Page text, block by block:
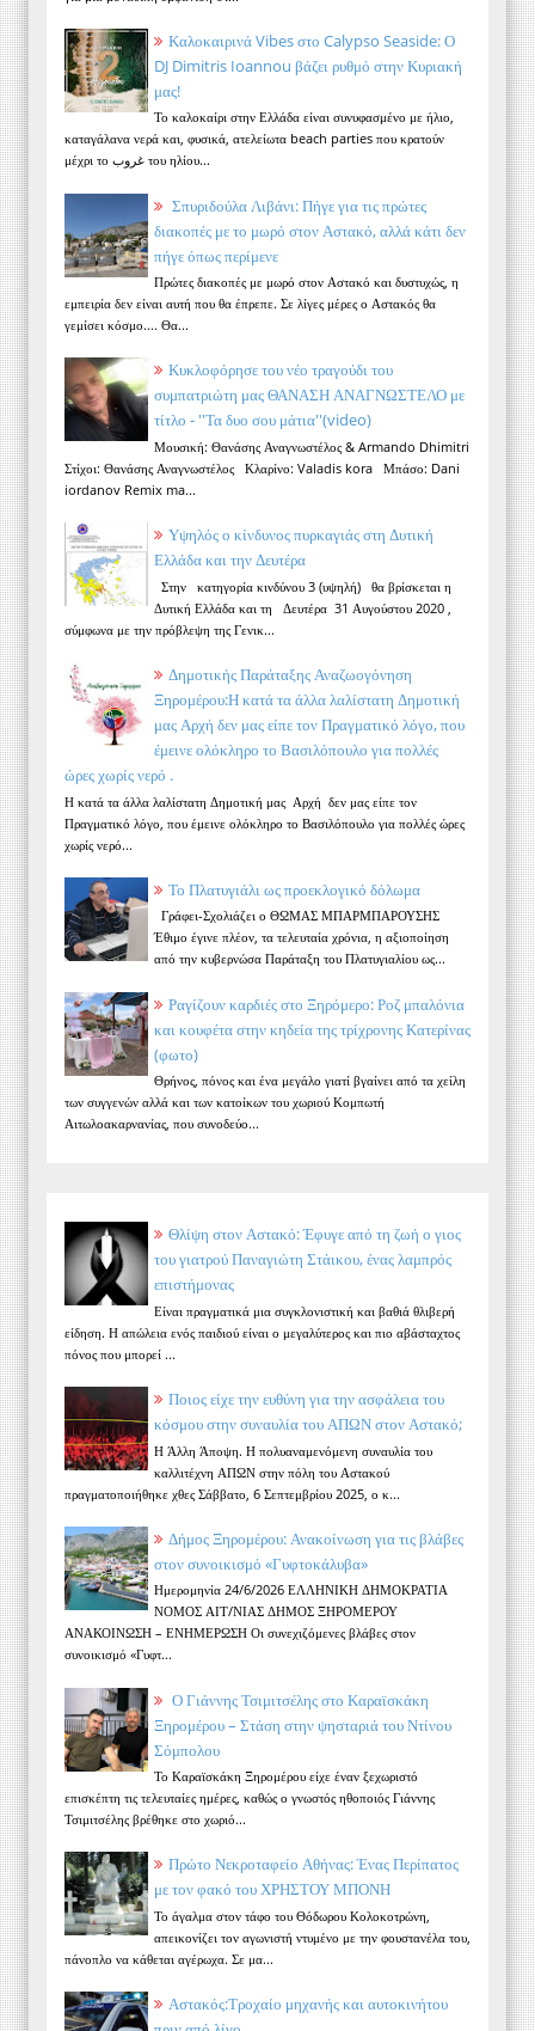
Καλοκαιρινά Vibes στο Calypso Seaside: Ο
DJ Dimitris Ioannou βάζει ρυθμό στην Κυριακή
μας!
Το καλοκαίρι στην Ελλάδα είναι συνυφασμένο με ήλιο,
καταγάλανα νερά και, φυσικά, ατελείωτα beach parties που κρατούν
μέχρι το غروب του ηλίου...
Σπυριδούλα Λιβάνι: Πήγε για τις πρώτες
διακοπές με το μωρό στον Αστακό, αλλά κάτι δεν
πήγε όπως περίμενε
Πρώτες διακοπές με μωρό στον Αστακό και δυστυχώς, η
εμπειρία δεν είναι αυτή που θα έπρεπε. Σε λίγες μέρες ο Αστακός θα
γεμίσει κόσμο.... Θα...
Κυκλοφόρησε του νέο τραγούδι του
συμπατριώτη μας ΘΑΝΑΣΗ ΑΝΑΓΝΩΣΤΕΛΟ με
τίτλο - ''Τα δυο σου μάτια''(video)
Μουσική: Θανάσης Αναγνωστέλος & Armando Dhimitri
Στίχοι: Θανάσης Αναγνωστέλος Κλαρίνο: Valadis kora Μπάσο: Dani
iordanov Remix ma...
Υψηλός ο κίνδυνος πυρκαγιάς στη Δυτική
Ελλάδα και την Δευτέρα
Στην κατηγορία κινδύνου 3 (υψηλή) θα βρίσκεται η
Δυτική Ελλάδα και τη Δευτέρα 31 Αυγούστου 2020 ,
σύμφωνα με την πρόβλεψη της Γενικ...
Δημοτικής Παράταξης Αναζωογόνηση
Ξηρομέρου:Η κατά τα άλλα λαλίστατη Δημοτική
μας Αρχή δεν μας είπε τον Πραγματικό λόγο, που
έμεινε ολόκληρο το Βασιλόπουλο για πολλές
ώρες χωρίς νερό .
Η κατά τα άλλα λαλίστατη Δημοτική μας Αρχή δεν μας είπε τον
Πραγματικό λόγο, που έμεινε ολόκληρο το Βασιλόπουλο για πολλές ώρες
χωρίς νερό...
Το Πλατυγιάλι ως προεκλογικό δόλωμα
Γράφει-Σχολιάζει ο ΘΩΜΑΣ ΜΠΑΡΜΠΑΡΟΥΣΗΣ
Έθιμο έγινε πλέον, τα τελευταία χρόνια, η αξιοποίηση
από την κυβερνώσα Παράταξη του Πλατυγιαλίου ως...
Ραγίζουν καρδιές στο Ξηρόμερο: Ροζ μπαλόνια
και κουφέτα στην κηδεία της τρίχρονης Κατερίνας
(φωτο)
Θρήνος, πόνος και ένα μεγάλο γιατί βγαίνει από τα χείλη
των συγγενών αλλά και των κατοίκων του χωριού Κομπωτή
Αιτωλοακαρνανίας, που συνοδεύο...
Θλίψη στον Αστακό: Έφυγε από τη ζωή ο γιος
του γιατρού Παναγιώτη Στάικου, ένας λαμπρός
επιστήμονας
Είναι πραγματικά μια συγκλονιστική και βαθιά θλιβερή
είδηση. Η απώλεια ενός παιδιού είναι ο μεγαλύτερος και πιο αβάσταχτος
πόνος που μπορεί ...
Ποιος είχε την ευθύνη για την ασφάλεια του
κόσμου στην συναυλία του ΑΠΩΝ στον Αστακό;
Η Άλλη Άποψη. Η πολυαναμενόμενη συναυλία του
καλλιτέχνη ΑΠΩΝ στην πόλη του Αστακού
πραγματοποιήθηκε χθες Σάββατο, 6 Σεπτεμβρίου 2025, ο κ...
Δήμος Ξηρομέρου: Ανακοίνωση για τις βλάβες
στον συνοικισμό «Γυφτοκάλυβα»
Ημερομηνία 24/6/2026 ΕΛΛΗΝΙΚΗ ΔΗΜΟΚΡΑΤΙΑ
ΝΟΜΟΣ ΑΙΤ/ΝΙΑΣ ΔΗΜΟΣ ΞΗΡΟΜΕΡΟΥ
ΑΝΑΚΟΙΝΩΣΗ – ΕΝΗΜΕΡΩΣΗ Οι συνεχιζόμενες βλάβες στον
συνοικισμό «Γυφτ...
Ο Γιάννης Τσιμιτσέλης στο Καραϊσκάκη
Ξηρομέρου – Στάση στην ψησταριά του Ντίνου
Σόμπολου
Το Καραϊσκάκη Ξηρομέρου είχε έναν ξεχωριστό
επισκέπτη τις τελευταίες ημέρες, καθώς ο γνωστός ηθοποιός Γιάννης
Τσιμιτσέλης βρέθηκε στο χωριό...
Πρώτο Νεκροταφείο Αθήνας: Ένας Περίπατος
με τον φακό του ΧΡΗΣΤΟΥ ΜΠΟΝΗ
Το άγαλμα στον τάφο του Θόδωρου Κολοκοτρώνη,
απεικονίζει τον αγωνιστή ντυμένο με την φουστανέλα του,
πάνοπλο να κάθεται αγέρωχα. Σε μα...
Αστακός:Τροχαίο μηχανής και αυτοκινήτου